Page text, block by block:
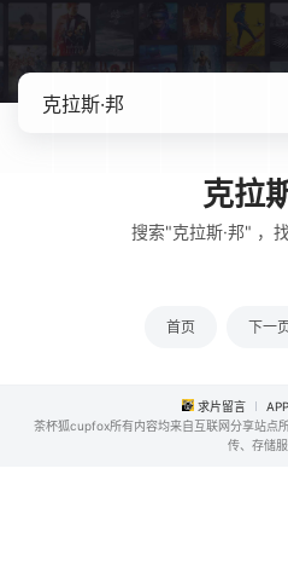
克拉
搜索"克拉斯·邦" ，
首页 下一
求片留言
茶杯狐cupfox所有内容均来自互联网分享站点
传、存储服